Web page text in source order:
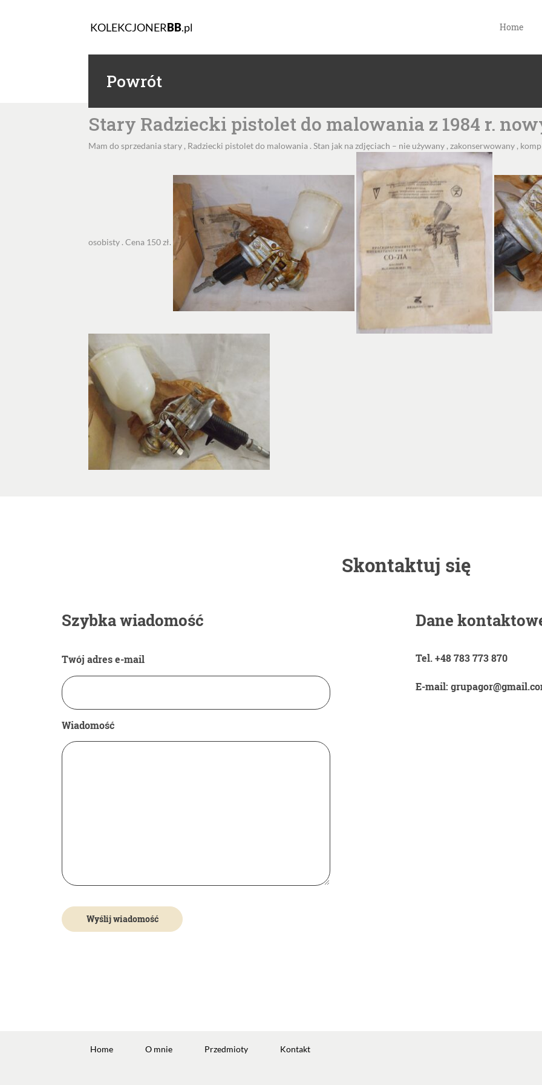
KOLEKCJONERBB.pl Home
Powrót
Stary Radziecki pistolet do malowania z 1984 r.
Mam do sprzedania stary , Radziecki pistolet do malowania . Stan jak na zdjęciach – nie używany , zakonserwowany ,
osobisty . Cena 150 zł.
Skontaktuj się
Szybka wiadomość
Twój adres e-mail
Wiadomość
Dane
Tel. +48 783 773 870
E-mail:
Home O mnie Przedmioty Kontakt